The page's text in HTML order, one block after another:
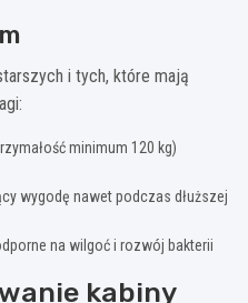
i tych, które mają
minimum 120 kg)
wygodę nawet podczas dłuższej
na wilgoć i rozwój bakterii
kabiny